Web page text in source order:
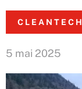
CLEANTECH
5 mai 2025